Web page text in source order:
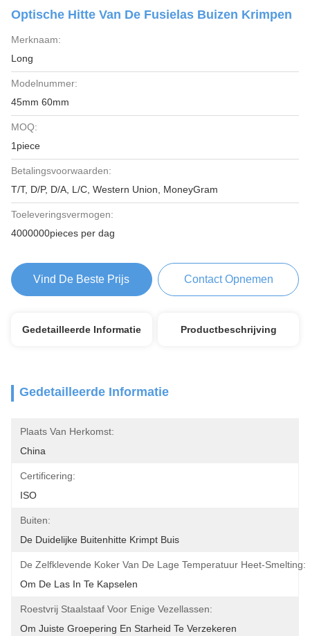
Optische Hitte Van De Fusielas Buizen Krimpen
Merknaam:
Long
Modelnummer:
45mm 60mm
MOQ:
1piece
Betalingsvoorwaarden:
T/T, D/P, D/A, L/C, Western Union, MoneyGram
Toeleveringsvermogen:
4000000pieces per dag
Vind De Beste Prijs Contact Opnemen
Gedetailleerde Informatie Productbeschrijving
Gedetailleerde Informatie
Plaats Van Herkomst:
China
Certificering:
ISO
Buiten:
De Duidelijke Buitenhitte Krimpt Buis
De Zelfklevende Koker Van De Lage Temperatuur Heet-Smelting:
Om De Las In Te Kapselen
Roestvrij Staalstaaf Voor Enige Vezellassen:
Om Juiste Groepering En Starheid Te Verzekeren